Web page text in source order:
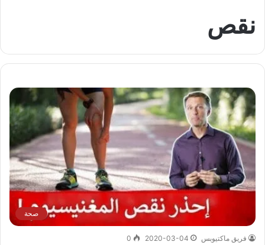
نقص
صحة
فريق ماكتيوبس 2020-03-04
0